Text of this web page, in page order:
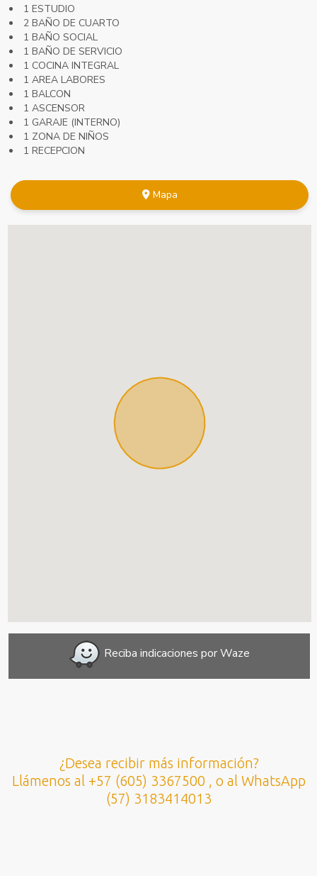
1 ESTUDIO
2 BAÑO DE CUARTO
1 BAÑO SOCIAL
1 BAÑO DE SERVICIO
1 COCINA INTEGRAL
1 AREA LABORES
1 BALCON
1 ASCENSOR
1 GARAJE (INTERNO)
1 ZONA DE NIÑOS
1 RECEPCION
Mapa
Reciba indicaciones por Waze
¿Desea recibir más información?
Llámenos al +57 (605) 3367500 , o al WhatsApp
(57) 3183414013